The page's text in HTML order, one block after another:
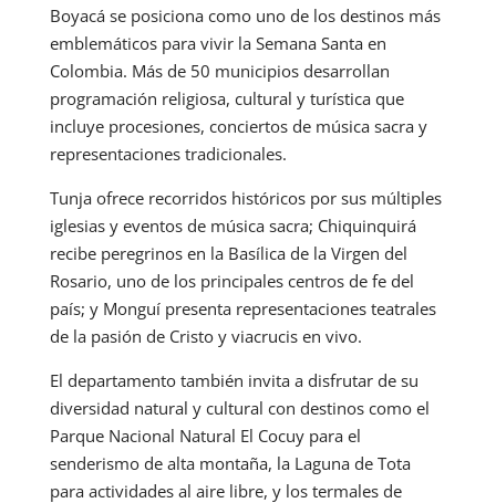
Boyacá se posiciona como uno de los destinos más
emblemáticos para vivir la Semana Santa en
Colombia. Más de 50 municipios desarrollan
programación religiosa, cultural y turística que
incluye procesiones, conciertos de música sacra y
representaciones tradicionales.
Tunja ofrece recorridos históricos por sus múltiples
iglesias y eventos de música sacra; Chiquinquirá
recibe peregrinos en la Basílica de la Virgen del
Rosario, uno de los principales centros de fe del
país; y Monguí presenta representaciones teatrales
de la pasión de Cristo y viacrucis en vivo.
El departamento también invita a disfrutar de su
diversidad natural y cultural con destinos como el
Parque Nacional Natural El Cocuy para el
senderismo de alta montaña, la Laguna de Tota
para actividades al aire libre, y los termales de